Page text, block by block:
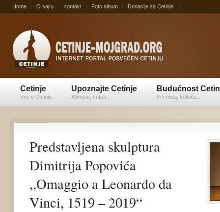
Home O sajtu Kontakt Foto album Donacije za Cetinje
Cetinje
Sve o Cetinju
Upoznajte Cetinje
Adresar, mapa...
Budućnost
Privreda, kultura...
Predstavljena skulptura
Dimitrija Popovića
,,Omaggio a Leonardo da
Vinci, 1519 – 2019“